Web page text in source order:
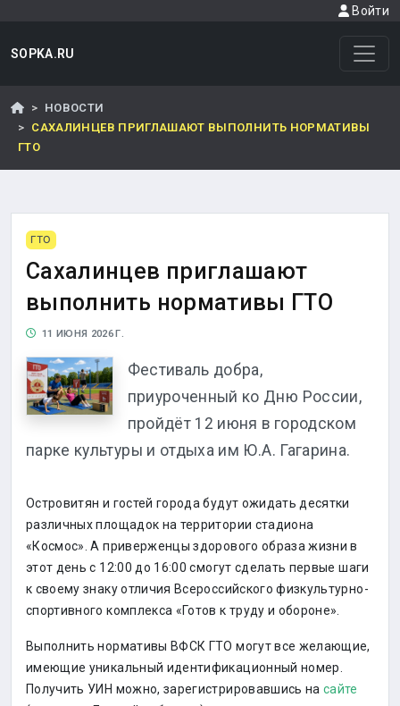
Войти
SOPKA.RU
НОВОСТИ
САХАЛИНЦЕВ ПРИГЛАШАЮТ ВЫПОЛНИТЬ НОРМАТИВЫ
ГТО
ГТО
Сахалинцев приглашают
выполнить нормативы ГТО
11 ИЮНЯ 2026 Г.
Фестиваль добра,
приуроченный ко Дню России,
пройдёт 12 июня в городском
парке культуры и отдыха им Ю.А. Гагарина.
Островитян и гостей города будут ожидать десятки
различных площадок на территории стадиона
«Космос». А приверженцы здорового образа жизни в
этот день с 12:00 до 16:00 смогут сделать первые шаги
к своему знаку отличия Всероссийского физкультурно-
спортивного комплекса «Готов к труду и обороне».
Выполнить нормативы ВФСК ГТО могут все желающие,
имеющие уникальный идентификационный номер.
Получить УИН можно, зарегистрировавшись насайте